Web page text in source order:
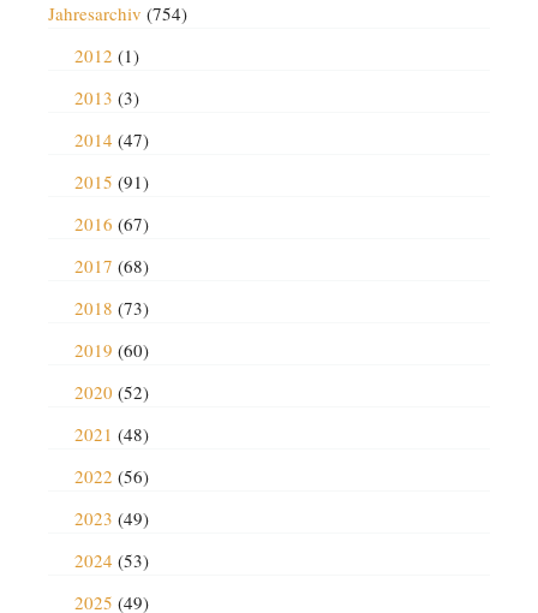
Jahresarchiv (754)
2012 (1)
2013 (3)
2014 (47)
2015 (91)
2016 (67)
2017 (68)
2018 (73)
2019 (60)
2020 (52)
2021 (48)
2022 (56)
2023 (49)
2024 (53)
2025 (49)